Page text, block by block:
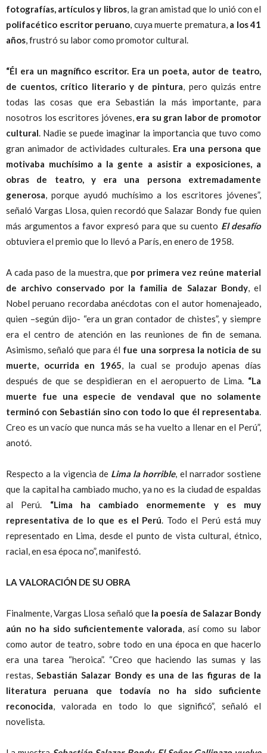
fotografías, artículos y libros, la gran amistad que lo unió con el
polifacético escritor peruano, cuya muerte prematura,a los 41
años, frustró su labor como promotor cultural.
“Él era un magnífico escritor. Era un poeta, autor de teatro,
de cuentos, crítico literario y de pintura, pero quizás entre
todas las cosas que era Sebastián la más importante, para
nosotros los escritores jóvenes, era su gran labor de promotor
cultural. Nadie se puede imaginar la importancia que tuvo como
gran animador de actividades culturales. Era una persona que
motivaba muchísimo a la gente a asistir a exposiciones, a
obras de teatro, y era una persona extremadamente
generosa, porque ayudó muchísimo a los escritores jóvenes”,
señaló Vargas Llosa, quien recordó que Salazar Bondy fue quien
más argumentos a favor expresó para que su cuento El desafío
obtuviera el premio que lo llevó a París, en enero de 1958.
A cada paso de la muestra, que por primera vez reúne material
de archivo conservado por la familia de Salazar Bondy, el
Nobel peruano recordaba anécdotas con el autor homenajeado,
quien –según dijo- “era un gran contador de chistes”, y siempre
era el centro de atención en las reuniones de fin de semana.
Asimismo, señaló que para él fue una sorpresa la noticia de su
muerte, ocurrida en 1965, la cual se produjo apenas días
después de que se despidieran en el aeropuerto de Lima. “La
muerte fue una especie de vendaval que no solamente
terminó con Sebastián sino con todo lo que él representaba.
Creo es un vacío que nunca más se ha vuelto a llenar en el Perú”,
anotó.
Respecto a la vigencia de Lima la horrible, el narrador sostiene
que la capital ha cambiado mucho, ya no es la ciudad de espaldas
al Perú. “Lima ha cambiado enormemente y es muy
representativa de lo que es el Perú. Todo el Perú está muy
representado en Lima, desde el punto de vista cultural, étnico,
racial, en esa época no”, manifestó.
LA VALORACIÓN DE SU OBRA
Finalmente, Vargas Llosa señaló quela poesía de Salazar Bondy
aún no ha sido suficientemente valorada, así como su labor
como autor de teatro, sobre todo en una época en que hacerlo
era una tarea “heroica”. “Creo que haciendo las sumas y las
restas,Sebastián Salazar Bondy es una de las figuras de la
literatura peruana que todavía no ha sido suficiente
reconocida, valorada en todo lo que significó”, señaló el
novelista.